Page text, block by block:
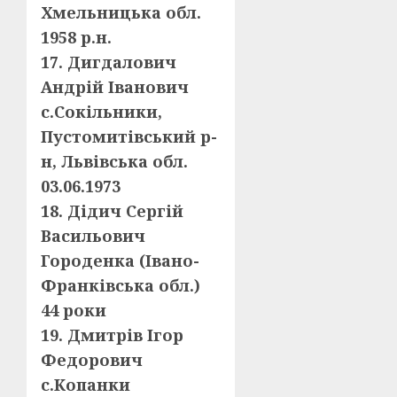
Хмельницька обл.
1958 р.н.
17. Дигдалович
Андрій Іванович
с.Сокільники,
Пустомитівський р-
н, Львівська обл.
03.06.1973
18. Дідич Сергій
Васильович
Городенка (Івано-
Франківська обл.)
44 роки
19. Дмитрів Ігор
Федорович
с.Копанки